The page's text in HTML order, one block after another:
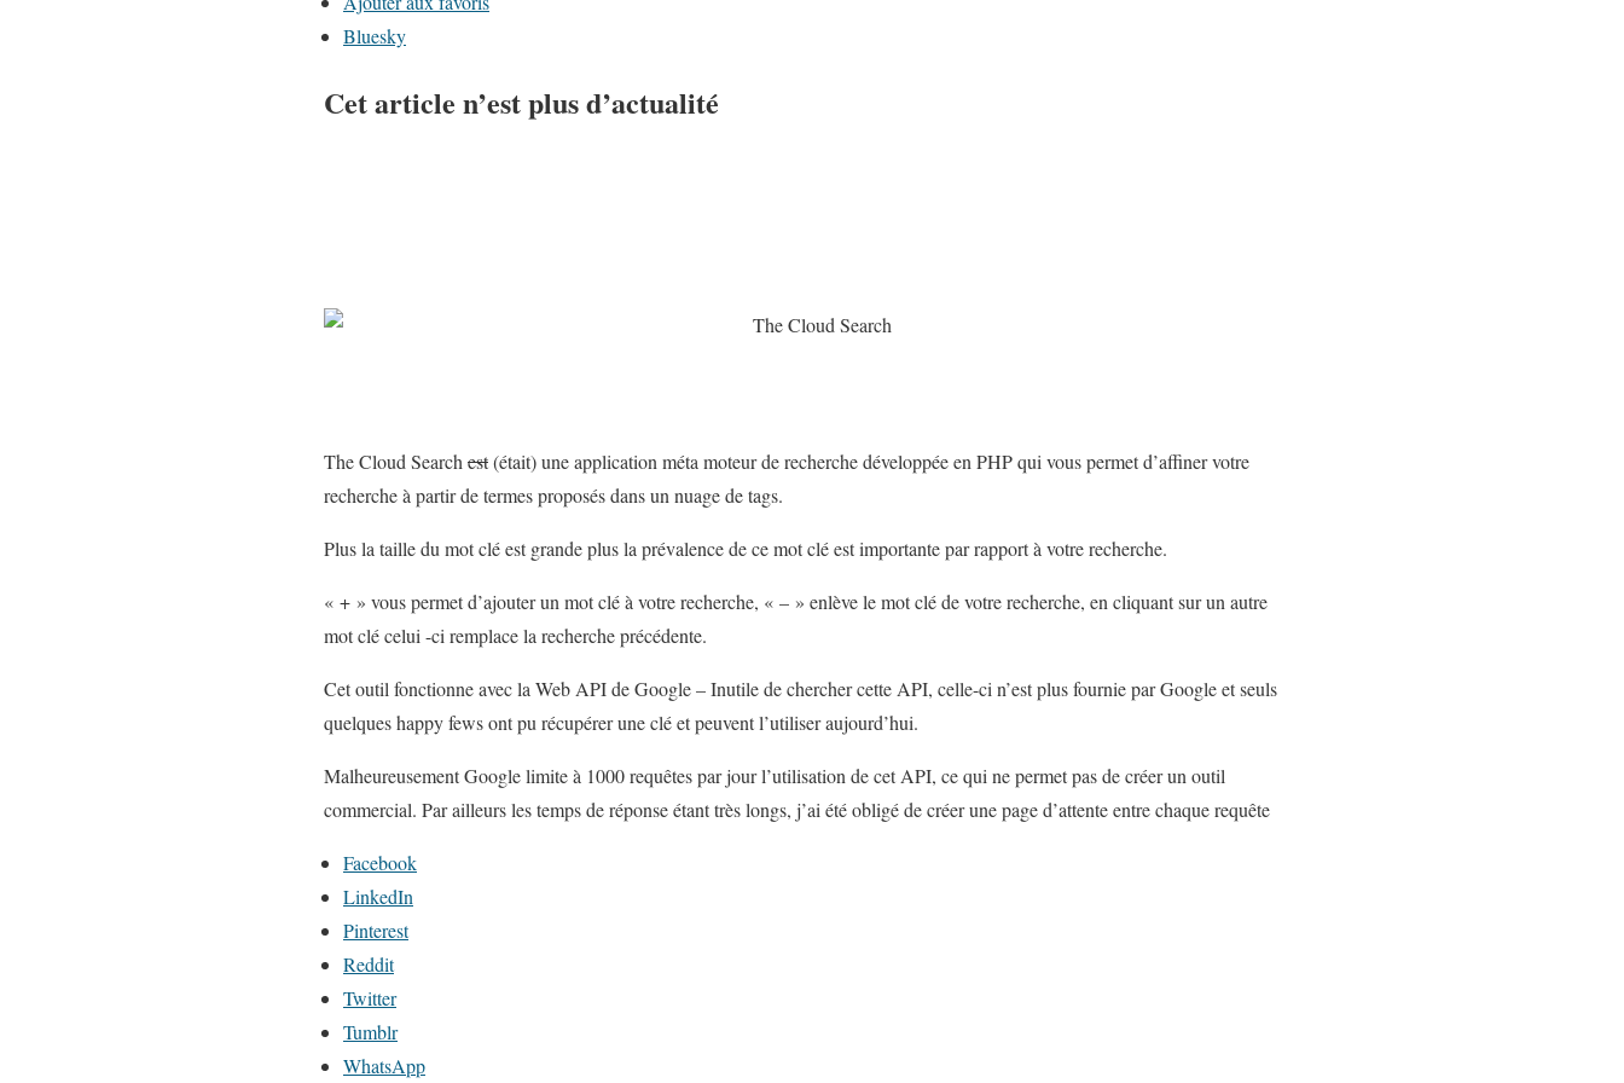
p
b
i
h
e
C
o
u
d
a
r
Bluesky
Cet article n’est plus d’actualité
The Cloud Search est(était) une application méta moteur de recherche développée en PHP qui vous permet d’affiner votre
recherche à partir de termes proposés dans un nuage de tags.
Plus la taille du mot clé est grande plus la prévalence de ce mot clé est importante par rapport à votre recherche.
« + » vous permet d’ajouter un mot clé à votre recherche, « – » enlève le mot clé de votre recherche, en cliquant sur un autre
mot clé celui -ci remplace la recherche précédente.
Cet outil fonctionne avec la Web API de Google – Inutile de chercher cette API, celle-ci n’est plus fournie par Google et seuls
quelques happy fews ont pu récupérer une clé et peuvent l’utiliser aujourd’hui.
Malheureusement Google limite à 1000 requêtes par jour l’utilisation de cet API, ce qui ne permet pas de créer un outil
commercial. Par ailleurs les temps de réponse étant très longs, j’ai été obligé de créer une page d’attente entre chaque requête
P
a
r
t
a
g
e
Facebook
LinkedIn
Pinterest
Reddit
Twitter
Tumblr
WhatsApp